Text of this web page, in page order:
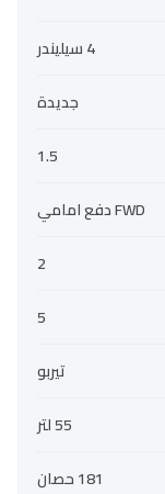
4 سيليندر
جديدة
1.5
FWD دفع امامي
2
5
تيربو
55 لتر
181 حصان